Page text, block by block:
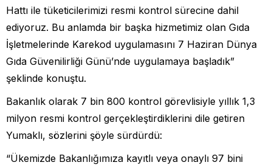
Hattı ile tüketicilerimizi resmi kontrol sürecine dahil
ediyoruz. Bu anlamda bir başka hizmetimiz olan Gıda
İşletmelerinde Karekod uygulamasını 7 Haziran Dünya
Gıda Güvenilirliği Günü’nde uygulamaya başladık”
şeklinde konuştu.
Bakanlık olarak 7 bin 800 kontrol görevlisiyle yıllık 1,3
milyon resmi kontrol gerçekleştirdiklerini dile getiren
Yumaklı, sözlerini şöyle sürdürdü:
“Ükemizde Bakanlığımıza kayıtlı veya onaylı 97 bini